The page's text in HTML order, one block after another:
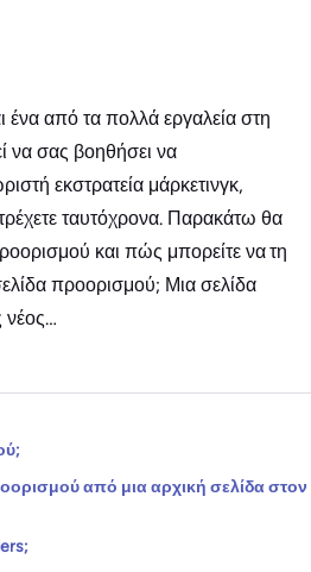
ένα από τα πολλά εργαλεία στη
να σας βοηθήσει να
εκστρατεία μάρκετινγκ,
ταυτόχρονα. Παρακάτω θα
και πώς μπορείτε να τη
προορισμού; Μια σελίδα
νέος…
από μια αρχική σελίδα στον